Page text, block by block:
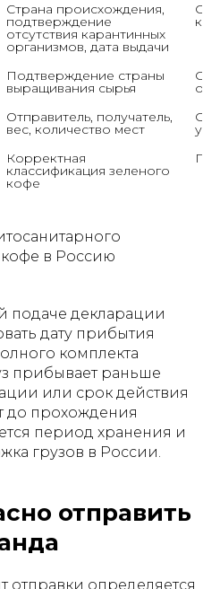
Страна происхождения,
подтверждение
отсутствия карантинных
организмов, дата выдачи
Подтверждение страны
Отправитель, получатель,
вес, количество мест
Корректная
классификация зеленого
кофе
в Россию
подаче декларации
дату прибытия
комплекта
прибывает раньше
или срок действия
до прохождения
период хранения и
грузов в России.
отправить
определяется